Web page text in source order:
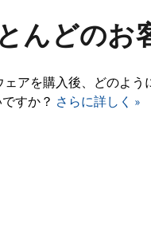
んどのお
ェアを購入後、どのよう
すか？ さらに詳しく »